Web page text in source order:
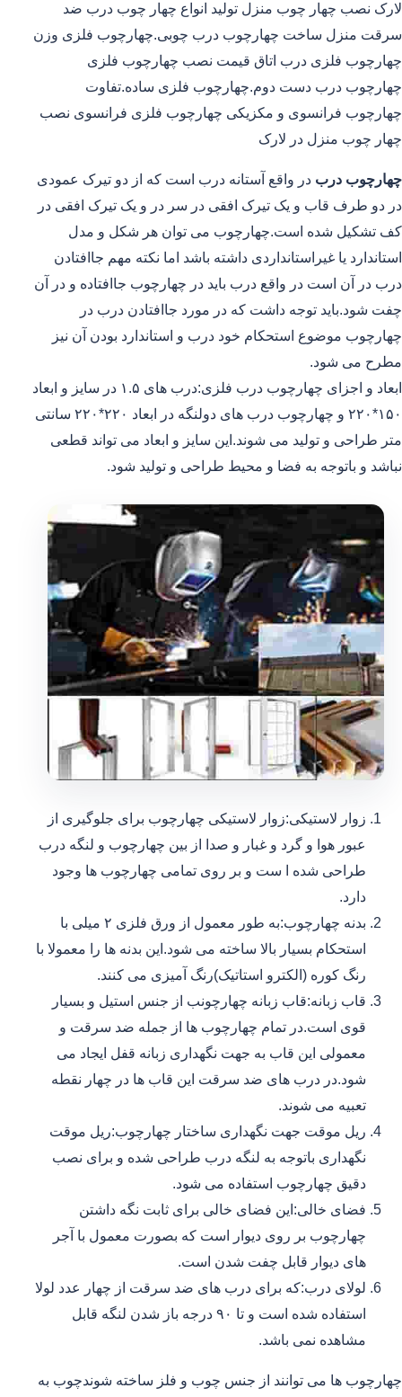
لارک نصب چهار چوب منزل تولید انواع چهار چوب درب ضد
سرقت منزل ساخت چهارچوب درب چوبی.چهارچوب فلزی وزن
چهارچوب فلزی درب اتاق قیمت نصب چهارچوب فلزی
چهارچوب درب دست دوم.چهارچوب فلزی ساده.تفاوت
چهارچوب فرانسوی و مکزیکی چهارچوب فلزی فرانسوی نصب
چهار چوب منزل در لارک
چهارچوب درب در واقع آستانه درب است که از دو تیرک عمودی
در دو طرف قاب و یک تیرک افقی در سر در و یک تیرک افقی در
کف تشکیل شده است.چهارچوب می توان هر شکل و مدل
استاندارد یا غیراستانداردی داشته باشد اما نکته مهم جاافتادن
درب در آن است در واقع درب باید در چهارچوب جاافتاده و در آن
چفت شود.باید توجه داشت که در مورد جاافتادن درب در
چهارچوب موضوع استحکام خود درب و استاندارد بودن آن نیز
مطرح می شود.
ابعاد و اجزای چهارچوب درب فلزی:درب های ۱.۵ در سایز و ابعاد
۱۵۰*۲۲۰ و چهارچوب درب های دولنگه در ابعاد ۲۲۰*۲۲۰ سانتی
متر طراحی و تولید می شوند.این سایز و ابعاد می تواند قطعی
نباشد و باتوجه به فضا و محیط طراحی و تولید شود.
زوار لاستیکی:زوار لاستیکی چهارچوب برای جلوگیری از
عبور هوا و گرد و غبار و صدا از بین چهارچوب و لنگه درب
طراحی شده ا ست و بر روی تمامی چهارچوب ها وجود
دارد.
بدنه چهارچوب:به طور معمول از ورق فلزی ۲ میلی با
استحکام بسیار بالا ساخته می شود.این بدنه ها را معمولا با
رنگ کوره (الکترو استاتیک)رنگ آمیزی می کنند.
قاب زبانه:قاب زبانه چهارچونب از جنس استیل و بسیار
قوی است.در تمام چهارچوب ها از جمله ضد سرقت و
معمولی این قاب به جهت نگهداری زبانه قفل ایجاد می
شود.در درب های ضد سرقت این قاب ها در چهار نقطه
تعبیه می شوند.
ریل موقت جهت نگهداری ساختار چهارچوب:ریل موقت
نگهداری باتوجه به لنگه درب طراحی شده و برای نصب
دقیق چهارچوب استفاده می شود.
فضای خالی:این فضای خالی برای ثابت نگه داشتن
چهارچوب بر روی دیوار است که بصورت معمول با آجر
های دیوار قابل چفت شدن است.
لولای درب:که برای درب های ضد سرقت از چهار عدد لولا
استفاده شده است و تا ۹۰ درجه باز شدن لنگه قابل
مشاهده نمی باشد.
چهارچوب ها می توانند از جنس چوب و فلز ساخته شوندچوب به